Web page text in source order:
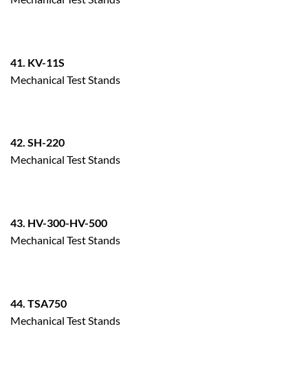
41. KV-11S
Mechanical Test Stands
42. SH-220
Mechanical Test Stands
43. HV-300-HV-500
Mechanical Test Stands
44. TSA750
Mechanical Test Stands